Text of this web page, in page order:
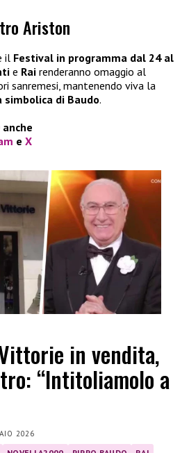
Ariston
il Festival in programma dal 24 al
e Rai renderanno omaggio al
sanremesi, mantenendo viva la
simbolica di Baudo.
anche
e X
in vendita,
“Intitoliamolo a
2026